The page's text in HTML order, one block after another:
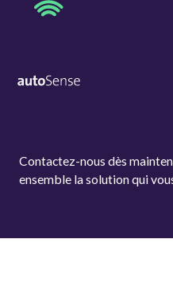
Contactez-nous dès
ensemble la solution qui